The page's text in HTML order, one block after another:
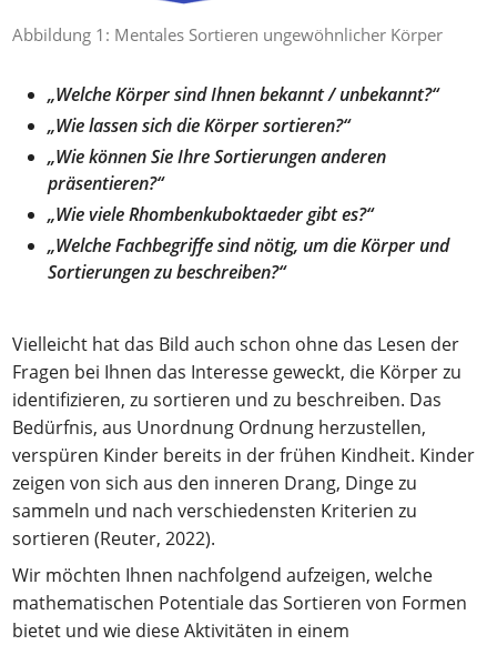
Abbildung 1: Mentales Sortieren ungewöhnlicher Körper
„Welche Körper sind Ihnen bekannt / unbekannt?“
„Wie lassen sich die Körper sortieren?“
„Wie können Sie Ihre Sortierungen anderen
präsentieren?“
„Wie viele Rhombenkuboktaeder gibt es?“
„Welche Fachbegriffe sind nötig, um die Körper und
Sortierungen zu beschreiben?“
Vielleicht hat das Bild auch schon ohne das Lesen der
Fragen bei Ihnen das Interesse geweckt, die Körper zu
identifizieren, zu sortieren und zu beschreiben. Das
Bedürfnis, aus Unordnung Ordnung herzustellen,
verspüren Kinder bereits in der frühen Kindheit. Kinder
zeigen von sich aus den inneren Drang, Dinge zu
sammeln und nach verschiedensten Kriterien zu
sortieren (Reuter, 2022).
Wir möchten Ihnen nachfolgend aufzeigen, welche
mathematischen Potentiale das Sortieren von Formen
bietet und wie diese Aktivitäten in einem